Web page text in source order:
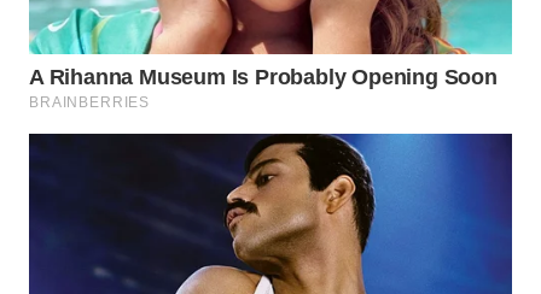
WN
PAKPAK